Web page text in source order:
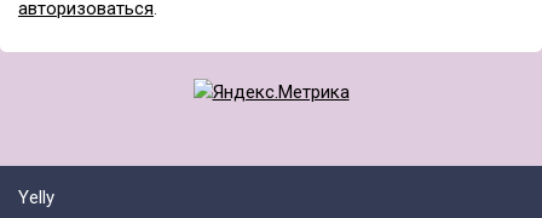
авторизоваться
Yelly